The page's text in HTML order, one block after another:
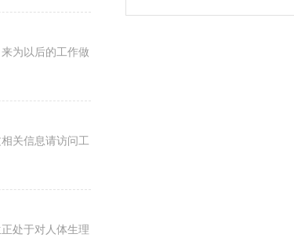
为以后的工作做
关信息请访问工
处于对人体生理